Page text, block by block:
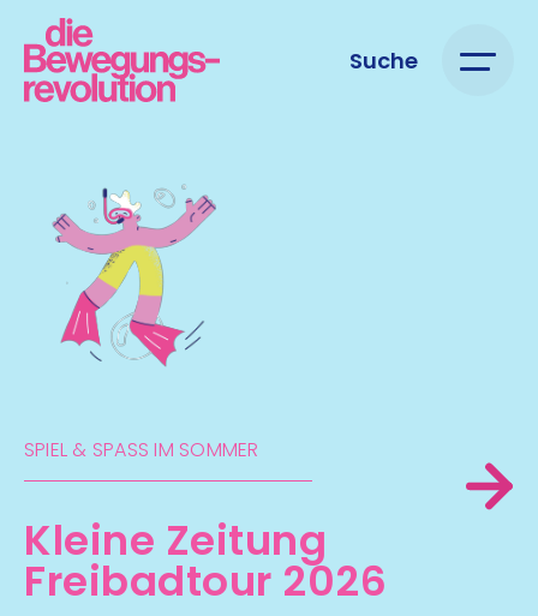
Suche
SPIEL & SPASS IM SOMMER
Kleine Zeitung
Freibadtour 2026